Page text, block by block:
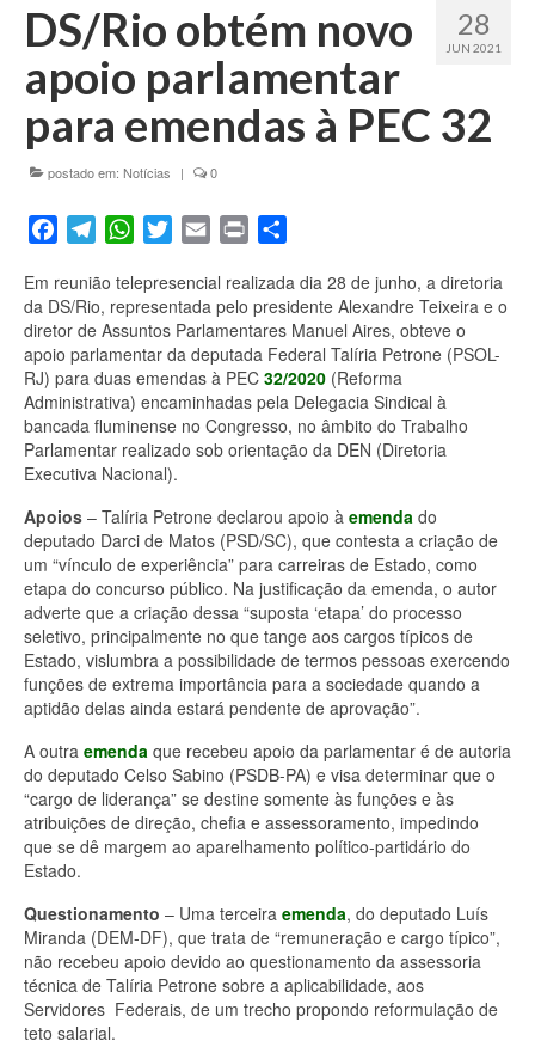
28
JUN 2021
DS/Rio obtém novo
apoio parlamentar
para emendas à PEC 32
postado em: Notícias | 0
FacebookTelegramWhatsAppTwitterEmail Print
Em reunião telepresencial realizada dia 28 de junho, a diretoria
da DS/Rio, representada pelo presidente Alexandre Teixeira e o
diretor de Assuntos Parlamentares Manuel Aires, obteve o
apoio parlamentar da deputada Federal Talíria Petrone (PSOL-
RJ) para duas emendas à PEC 32/2020 (Reforma
Administrativa) encaminhadas pela Delegacia Sindical à
bancada fluminense no Congresso, no âmbito do Trabalho
Parlamentar realizado sob orientação da DEN (Diretoria
Executiva Nacional).
Apoios – Talíria Petrone declarou apoio à emenda do
deputado Darci de Matos (PSD/SC), que contesta a criação de
um “vínculo de experiência” para carreiras de Estado, como
etapa do concurso público. Na justificação da emenda, o autor
adverte que a criação dessa “suposta ‘etapa’ do processo
seletivo, principalmente no que tange aos cargos típicos de
Estado, vislumbra a possibilidade de termos pessoas exercendo
funções de extrema importância para a sociedade quando a
aptidão delas ainda estará pendente de aprovação”.
A outra emenda que recebeu apoio da parlamentar é de autoria
do deputado Celso Sabino (PSDB-PA) e visa determinar que o
“cargo de liderança” se destine somente às funções e às
atribuições de direção, chefia e assessoramento, impedindo
que se dê margem ao aparelhamento político-partidário do
Estado.
Questionamento – Uma terceira emenda, do deputado Luís
Miranda (DEM-DF), que trata de “remuneração e cargo típico”,
não recebeu apoio devido ao questionamento da assessoria
técnica de Talíria Petrone sobre a aplicabilidade, aos
Servidores Federais, de um trecho propondo reformulação de
teto salarial.